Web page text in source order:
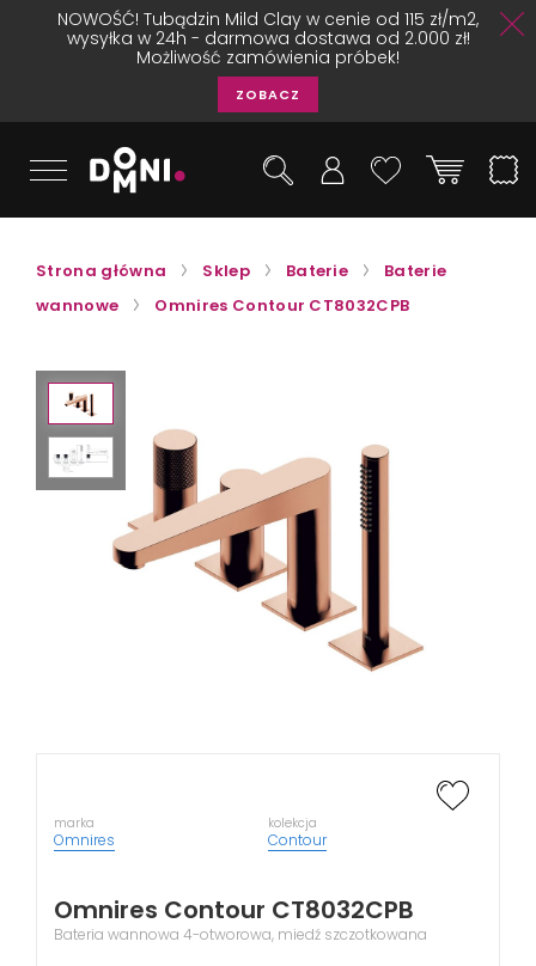
NOWOŚĆ! Tubądzin Mild Clay w cenie od 115 zł/m2,
wysyłka w 24h - darmowa dostawa od 2.000 zł!
Możliwość zamówienia próbek!
ZOBACZ
Strona główna Sklep Baterie
Baterie
wannowe
Omnires Contour CT8032CPB
marka
Omnires
kolekcja
Contour
Omnires Contour CT8032CPB
Bateria wannowa 4-otworowa, miedź szczotkowana